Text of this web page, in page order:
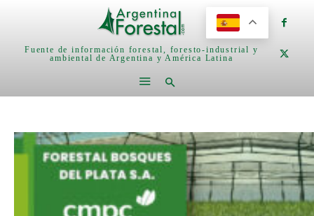
Fuente de información forestal, foresto-industrial y
ambiental de Argentina y América Latina